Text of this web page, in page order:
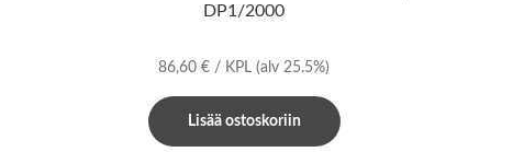
DP1/2000
86,60€ / KPL(alv 25.5%)
Lisää ostoskoriin